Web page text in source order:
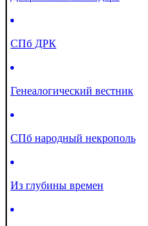
СПб ДРК
Генеалогический вестник
СПб народный некрополь
Из глубины времен